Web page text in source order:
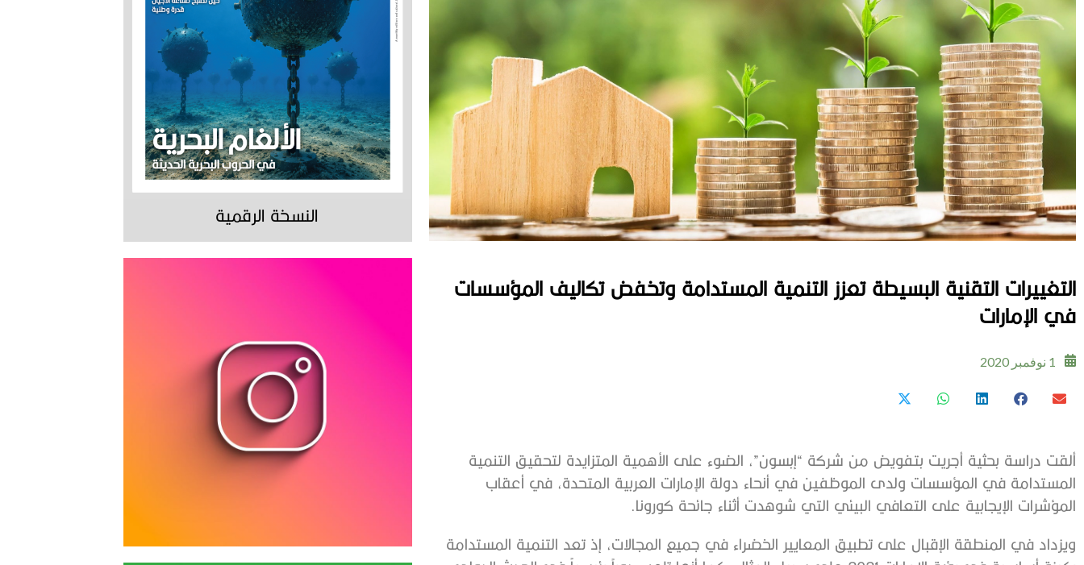
التغييرات التقنية البسيطة تعزز التنمية المستدامة وتخفض تكاليف المؤسسات
في الإمارات
1 نوفمبر 2020
ألقت دراسة بحثية أجريت بتفويض من شركة “إبسون”، الضوء على الأهمية المتزايدة لتحقيق التنمية
المستدامة في المؤسسات ولدى الموظفين في أنحاء دولة الإمارات العربية المتحدة، في أعقاب
المؤشرات الإيجابية على التعافي البيئي التي شوهدت أثناء جائحة كورونا.
ويزداد في المنطقة الإقبال على تطبيق المعايير الخضراء في جميع المجالات، إذ تعد التنمية المستدامة
النسخة الرقمية